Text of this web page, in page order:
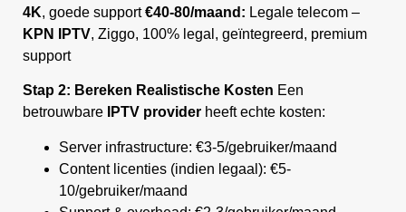
4K, goede support€40-80/maand: Legale telecom –
KPN IPTV, Ziggo, 100% legal, geïntegreerd, premium
support
Stap 2: Bereken Realistische Kosten Een
betrouwbare
IPTV provider heeft echte kosten:
Server infrastructure: €3-5/gebruiker/maand
Content licenties (indien legaal): €5-
10/gebruiker/maand